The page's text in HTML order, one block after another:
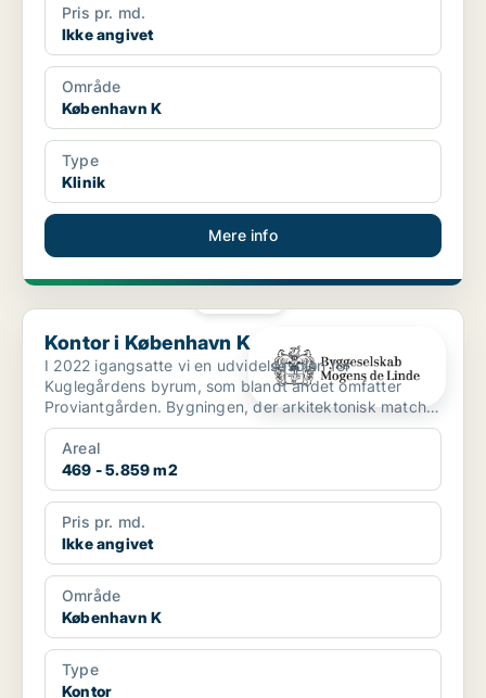
Pris pr. md.
Ikke angivet
Område
København K
Type
Klinik
Mere info
Kontor i København K
Kontor i København K
I 2022 igangsatte vi en udvidelsesplan for
Kuglegårdens byrum, som blandt andet omfatter
Proviantgården. Bygningen, der arkitektonisk matcher
områdets mariti...
Areal
469 - 5.859 m2
Pris pr. md.
Ikke angivet
Område
København K
Type
Kontor